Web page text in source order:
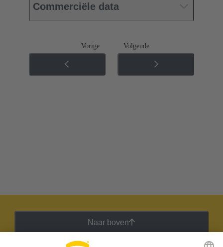
Commerciële data
Vorige Volgende
Naar boven